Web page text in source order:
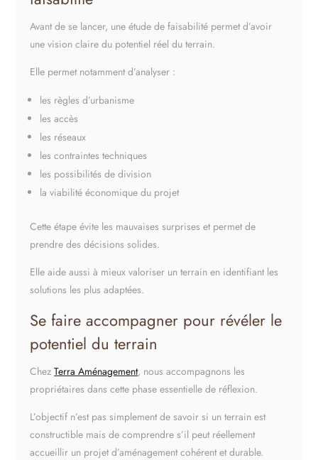
Avant de se lancer, une étude de faisabilité permet d’avoir
une vision claire du potentiel réel du terrain.
Elle permet notamment d’analyser :
les règles d’urbanisme
les accès
les réseaux
les contraintes techniques
les possibilités de division
la viabilité économique du projet
Cette étape évite les mauvaises surprises et permet de
prendre des décisions solides.
Elle aide aussi à mieux valoriser un terrain en identifiant les
solutions les plus adaptées.
Se faire accompagner pour révéler le
potentiel du terrain
ChezTerra Aménagement, nous accompagnons les
propriétaires dans cette phase essentielle de réflexion.
L’objectif n’est pas simplement de savoir si un terrain est
constructible mais de comprendre s’il peut réellement
accueillir un projet d’aménagement cohérent et durable.